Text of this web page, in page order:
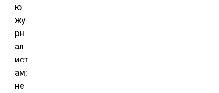
ю
жу
рн
ал
ист
ам:
не